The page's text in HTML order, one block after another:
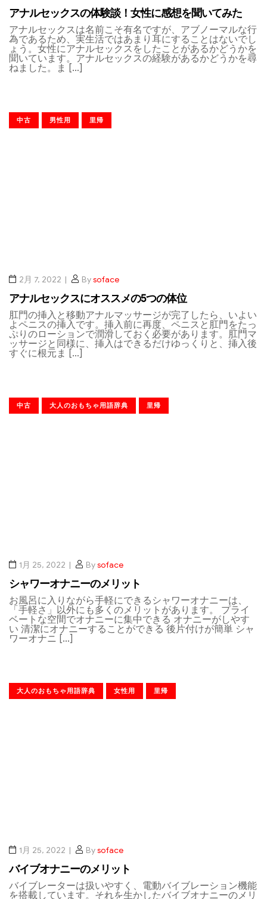
アナルセックスの体験談！女性に感想を聞いてみた
アナルセックスは名前こそ有名ですが、アブノーマルな行
為であるため、実生活ではあまり耳にすることはないでし
ょう。女性にアナルセックスをしたことがあるかどうかを
聞いています。アナルセックスの経験があるかどうかを尋
ねました。ま […]
中古 男性用 里帰
2月 7, 2022 Bysoface
アナルセックスにオススメの5つの体位
肛門の挿入と移動アナルマッサージが完了したら、いよい
よペニスの挿入です。挿入前に再度、ペニスと肛門をたっ
ぷりのローションで潤滑しておく必要があります。肛門マ
ッサージと同様に、挿入はできるだけゆっくりと、挿入後
すぐに根元ま […]
中古 大人のおもちゃ用語辞典 里帰
1月 25, 2022 Bysoface
シャワーオナニーのメリット
お風呂に入りながら手軽にできるシャワーオナニーは、
「手軽さ」以外にも多くのメリットがあります。 プライ
ベートな空間でオナニーに集中できる オナニーがしやす
い 清潔にオナニーすることができる 後片付けが簡単 シャ
ワーオナニ […]
大人のおもちゃ用語辞典 女性用 里帰
1月 25, 2022 Bysoface
バイブオナニーのメリット
バイブレーターは扱いやすく、電動バイブレーション機能
を搭載しています。それを生かしたバイブオナニーのメリ